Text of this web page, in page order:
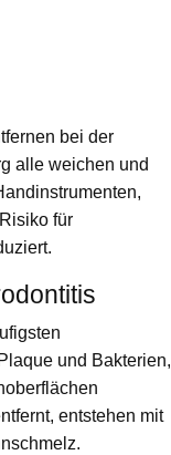
bei der
alle weichen und
für
und Bakterien,
entstehen mit